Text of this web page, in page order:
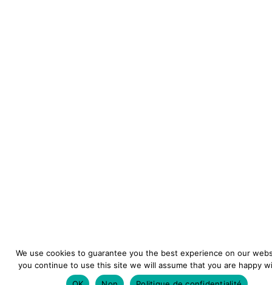
We use cookies to guarantee you the best experience on our
you continue to use this site we will assume that you are happy